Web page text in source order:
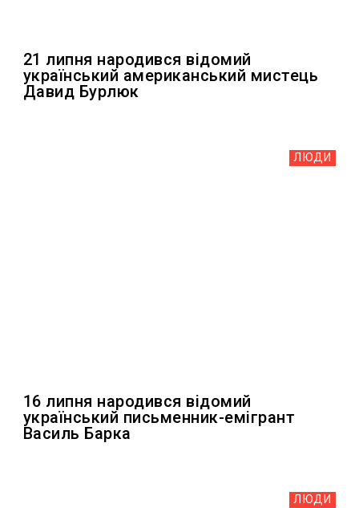
21 липня народився відомий
український американський мистець
Давид Бурлюк
ЛЮДИ
16 липня народився відомий
український письменник-емігрант
Василь Барка
ЛЮДИ